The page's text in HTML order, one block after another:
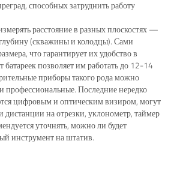
способных затруднить работу
расстояние в разных плоскостях —
(скважины и колодцы). Сами
что гарантирует их удобство в
батареек позволяет им работать до 12-14
приборы такого рода можно
профессиональные. Последние нередко
цифровым и оптическим визиром, могут
на отрезки, уклонометр, таймер
уточнять, можно ли будет
инструмент на штатив.